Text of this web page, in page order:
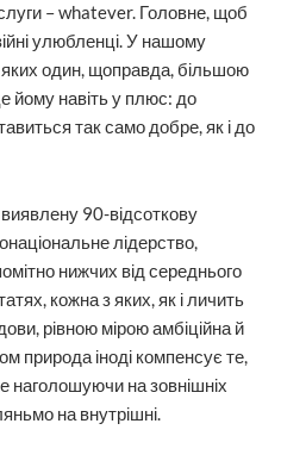
– whatever. Головне, щоб
улюбленці. У нашому
один, щоправда, більшою
йому навіть у плюс: до
так само добре, як і до
90-відсоткову
лідерство,
нижчих від середнього
кожна з яких, як і личить
рівною мірою амбіційна й
природа іноді компенсує те,
наголошуючи на зовнішніх
на внутрішні.